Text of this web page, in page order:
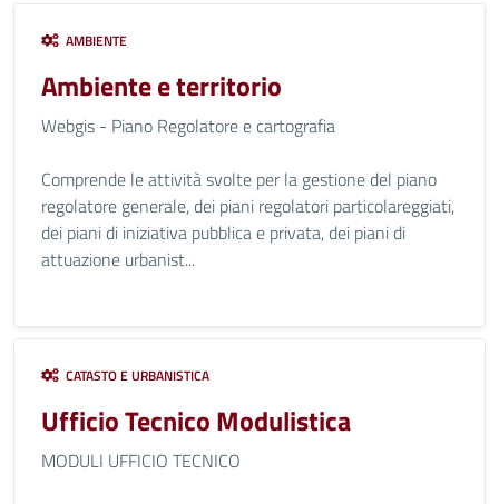
AMBIENTE
Ambiente e territorio
Webgis - Piano Regolatore e cartografia
Comprende le attività svolte per la gestione del piano
regolatore generale, dei piani regolatori particolareggiati,
dei piani di iniziativa pubblica e privata, dei piani di
attuazione urbanist...
CATASTO E URBANISTICA
Ufficio Tecnico Modulistica
MODULI UFFICIO TECNICO